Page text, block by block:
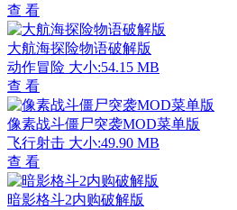
查 看
大航海探险物语破解版
动作冒险 大小:54.15 MB
查 看
像素战斗僵尸突袭MOD菜单版
飞行射击 大小:49.90 MB
查 看
暗影格斗2内购破解版